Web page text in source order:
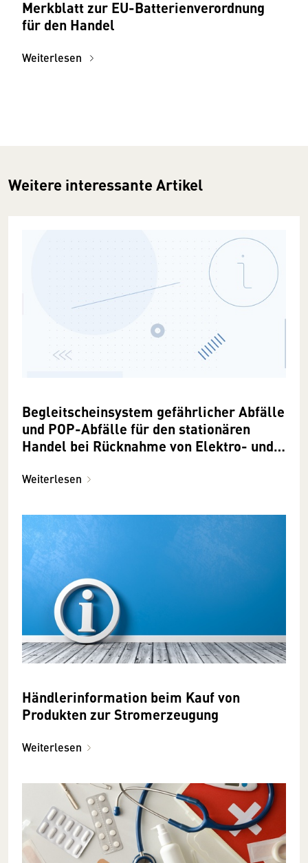
Merkblatt zur EU-Batterienverordnung
für den Handel
Weiterlesen
Weitere interessante Artikel
Begleitscheinsystem gefährlicher Abfälle
und POP-Abfälle für den stationären
Handel bei Rücknahme von Elektro- und
Weiterlesen
Händlerinformation beim Kauf von
Produkten zur Stromerzeugung
Weiterlesen